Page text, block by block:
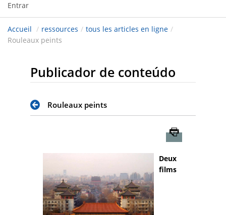
Entrar
Accueil / ressources / tous les articles en ligne /
Rouleaux peints
Publicador de conteúdo
Rouleaux peints
Deux
films